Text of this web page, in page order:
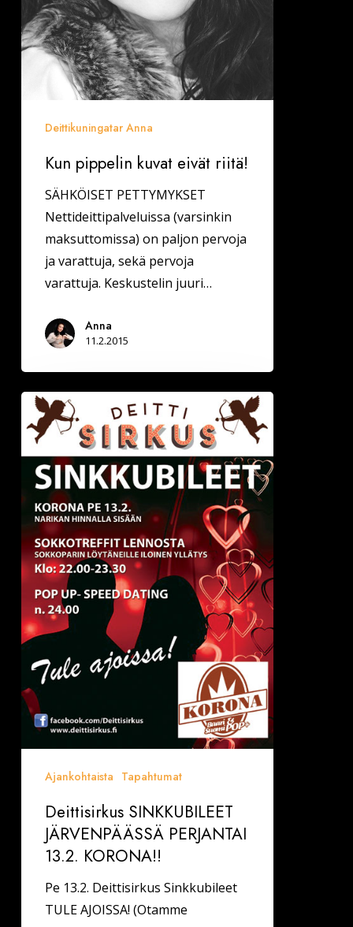
Deittikuningatar Anna
Kun pippelin kuvat eivät riitä!
SÄHKÖISET PETTYMYKSET
Nettideittipalveluissa (varsinkin
maksuttomissa) on paljon pervoja
ja varattuja, sekä pervoja
varattuja. Keskustelin juuri…
Anna
11.2.2015
Deittisirkus
SINKKUBILEET
JÄRVENPÄÄSSÄ
PERJANTAI
13.2.
KORONA!!
Ajankohtaista Tapahtumat
Deittisirkus SINKKUBILEET
JÄRVENPÄÄSSÄ PERJANTAI
13.2. KORONA!!
Pe 13.2. Deittisirkus Sinkkubileet
TULE AJOISSA! (Otamme